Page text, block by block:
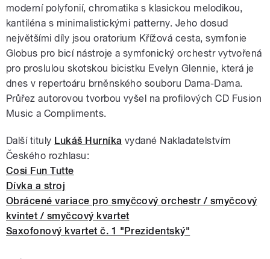
moderní polyfonií, chromatika s klasickou melodikou,
kantiléna s minimalistickými patterny. Jeho dosud
největšími díly jsou oratorium Křížová cesta, symfonie
Globus pro bicí nástroje a symfonický orchestr vytvořená
pro proslulou skotskou bicistku Evelyn Glennie, která je
dnes v repertoáru brněnského souboru Dama-Dama.
Průřez autorovou tvorbou vyšel na profilových CD Fusion
Music a Compliments.
Další tituly Lukáš Hurníka vydané Nakladatelstvím
Českého rozhlasu:
Cosi Fun Tutte
Dívka a stroj
Obrácené variace pro smyčcový orchestr / smyčcový
kvintet / smyčcový kvartet
Saxofonový kvartet č. 1 "Prezidentský"